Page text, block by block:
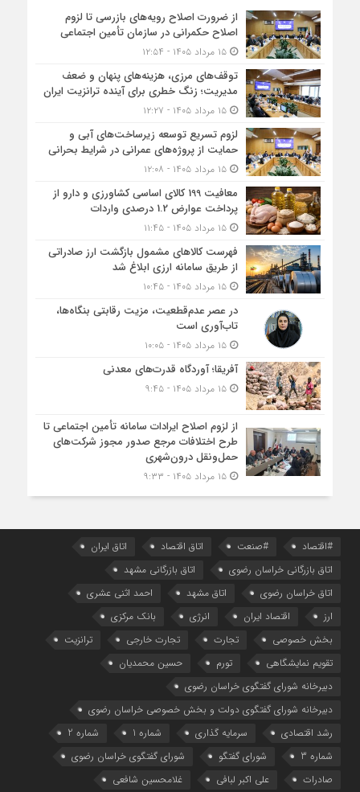
از ضرورت اصلاح رویه‌های بازرسی تا لزوم
اصلاح حکمرانی در سازمان تأمین اجتماعی
۱۵ مرداد ۱۴۰۵ - ۱۲:۵۴
توقف‌های مرزی، هزینه‌های پنهان و ضعف
مدیریت؛ زنگ خطری برای آینده ترانزیت ایران
۱۵ مرداد ۱۴۰۵ - ۱۲:۲۷
لزوم تسریع توسعه زیرساخت‌های آبی و
حمایت از پروژه‌های عمرانی در شرایط بحرانی
۱۵ مرداد ۱۴۰۵ - ۱۲:۰۸
معافیت 199 کالای اساسی کشاورزی و دارو از
پرداخت عوارض 1.2 درصدی واردات
۱۵ مرداد ۱۴۰۵ - ۱۱:۴۵
فهرست کالاهای مشمول بازگشت ارز صادراتی
از طریق سامانه ارزی ابلاغ شد
۱۵ مرداد ۱۴۰۵ - ۱۰:۴۵
در عصر عدم‌قطعیت، مزیت رقابتی بنگاه‌ها،
تاب‌آوری است
۱۵ مرداد ۱۴۰۵ - ۱۰:۰۵
آفریقا؛ آوردگاه قدرت‌های معدنی
۱۵ مرداد ۱۴۰۵ - ۹:۴۵
از لزوم اصلاح ایرادات سامانه تأمین اجتماعی تا
طرح اختلافات مرجع صدور مجوز شرکت‌های
حمل‌ونقل درون‌شهری
۱۵ مرداد ۱۴۰۵ - ۹:۳۳
#اقتصاد #صنعت اتاق اقتصاد
اتاق ایران
اتاق بازرگانی خراسان رضوی
اتاق بازرگانی مشهد
اتاق خراسان رضوی
اتاق مشهد
احمد اثنی عشری
ارز
اقتصاد ایران انرژی
بانک مرکزی
بخش خصوصی
تجارت تجارت خارجی
ترانزیت
تقویم نمایشگاهی
تورم
حسین محمدیان
دبیرخانه شورای گفتگوی خراسان رضوی
دبیرخانه شورای گفتگوی دولت و بخش خصوصی خراسان رضوی
رشد اقتصادی
سرمایه گذاری شماره 1
شماره 2
شماره 3
شورای گفتگو
شورای گفتگوی خراسان رضوی
صادرات
علی اکبر لبافی غلامحسین شافعی